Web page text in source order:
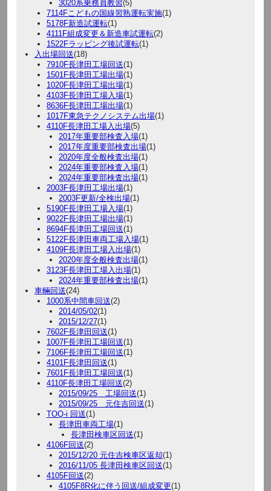
3020系乗務員教習(5)
7114Fこどもの国線習熟運転実施(1)
5178F新造試運転(1)
4111F組成変更＆新造車試運転(2)
1522Fラッピング後試運転(1)
入出場回送(18)
7910F長津田工場回送(1)
1501F長津田工場出場(1)
1020F長津田工場出場(1)
4103F長津田工場入場(1)
8636F長津田工場出場(1)
1017F東急テクノシステム出場(1)
4110F長津田工場入出場(5)
2017年重要部検査入場(1)
2017年度重要部検査出場(1)
2020年度全般検査出場(1)
2024年重要部検査入場(1)
2024年重要部検査出場(1)
2003F長津田工場出場(1)
2003F更新/全検出場(1)
5190F長津田工場入場(1)
9022F長津田工場出場(1)
8694F長津田工場回送(1)
5122F長津田車両工場入場(1)
4109F長津田工場入出場(1)
2020年度全般検査出場(1)
3123F長津田工場入出場(1)
2024年重要部検査出場(1)
車輛回送(24)
1000系中間車回送(2)
2014/05/02(1)
2015/12/27(1)
7602F長津田回送(1)
1007F長津田工場回送(1)
7106F長津田工場回送(1)
4101F長津田回送(1)
7601F長津田工場回送(1)
4110F長津田工場回送(2)
2015/09/25 工場回送(1)
2015/09/25 元住吉回送(1)
TOQ-i 回送(1)
長津田車両工場(1)
長津田検車区回送(1)
4106F回送(2)
2015/12/20 元住吉検車区返却(1)
2016/11/05 長津田検車区回送(1)
4105F回送(2)
4105F8R化に伴う回送/組成変更(1)